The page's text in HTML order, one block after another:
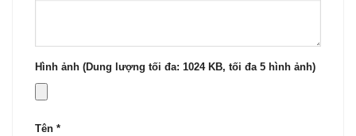
Hình ảnh (Dung lượng tối đa: 1024 KB, tối đa 5 hình ảnh)
Tên *